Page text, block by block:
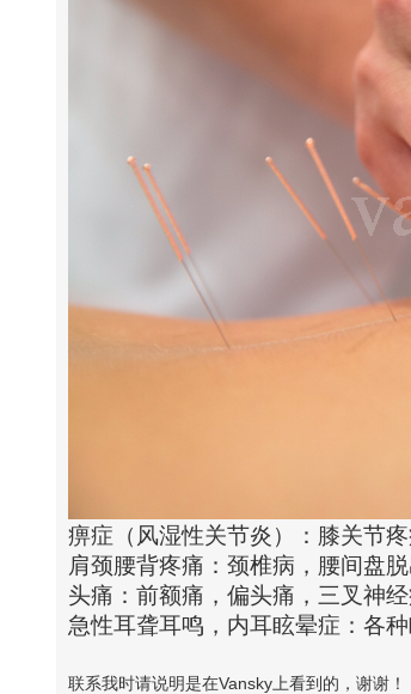
痹症（风湿性关节炎）：膝关节
肩颈腰背疼痛：颈椎病，腰间盘
头痛：前额痛，偏头痛，三叉神
急性耳聋耳鸣，内耳眩晕症：各
联系我时请说明是在Vansky上看到的，谢谢！